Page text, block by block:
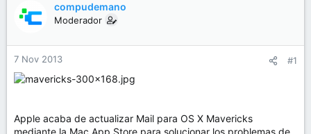
a
r
d
e
l
m
d
e
n
c
compudemano
Moderador
7 Nov 2013 #1
Apple acaba de actualizar Mail para OS X Mavericks
mediante la Mac App Store para solucionar los problemas de